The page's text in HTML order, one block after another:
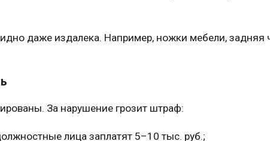
даже издалека. Например, ножки мебели, задняя
За нарушение грозит штраф:
лица заплатят 5–10 тыс. руб.;